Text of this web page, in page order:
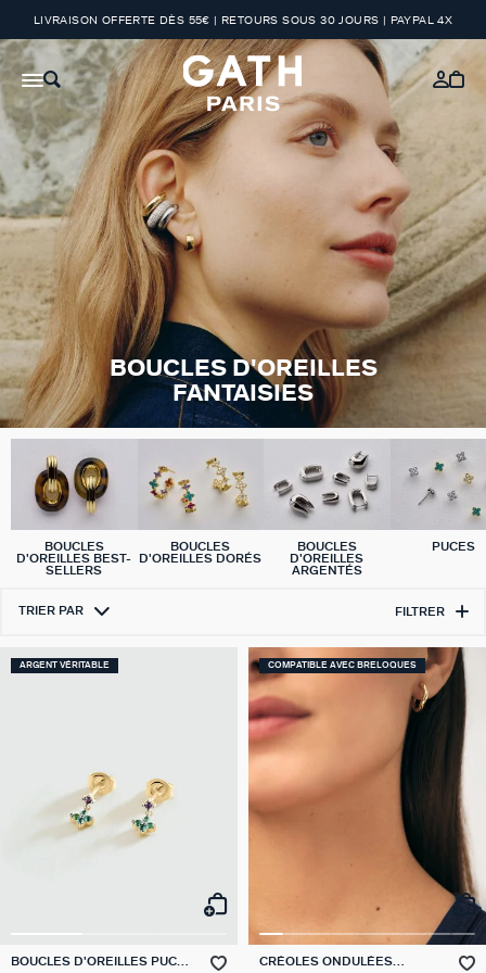
LIVRAISON OFFERTE DÈS 55€ | RETOURS SOUS 30 JOURS | PAYPAL 4X
BOUCLES D'OREILLES
FANTAISIES
BOUCLES
D'OREILLES BEST-
SELLERS
BOUCLES
D'OREILLES DORÉS
BOUCLES
D'OREILLES
ARGENTÉS
PUCES
TRIER PAR FILTRER
ARGENT VÉRITABLE
BOUCLES D'OREILLES PUCES
COMPATIBLE AVEC BRELOQUES
CRÉOLES ONDULÉES